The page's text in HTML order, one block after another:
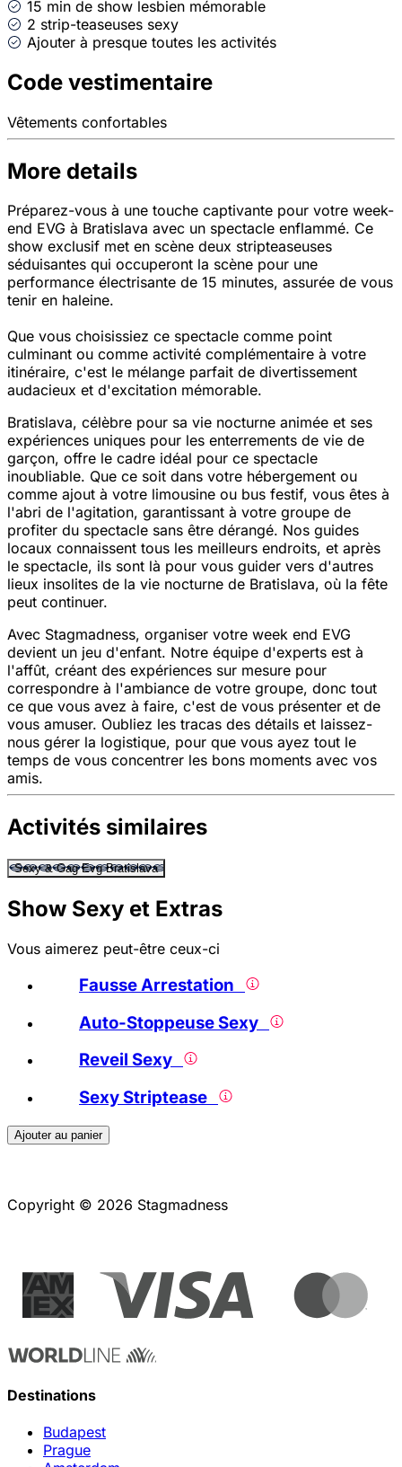
15 min de show lesbien mémorable
2 strip-teaseuses sexy
Ajouter à presque toutes les activités
Code vestimentaire
Vêtements confortables
More details
Préparez-vous à une touche captivante pour votre week-
end EVG à Bratislava avec un spectacle enflammé. Ce
show exclusif met en scène deux stripteaseuses
séduisantes qui occuperont la scène pour une
performance électrisante de 15 minutes, assurée de vous
tenir en haleine.
Que vous choisissiez ce spectacle comme point
culminant ou comme activité complémentaire à votre
itinéraire, c'est le mélange parfait de divertissement
audacieux et d'excitation mémorable.
Bratislava, célèbre pour sa vie nocturne animée et ses
expériences uniques pour les enterrements de vie de
garçon, offre le cadre idéal pour ce spectacle
inoubliable. Que ce soit dans votre hébergement ou
comme ajout à votre limousine ou bus festif, vous êtes à
l'abri de l'agitation, garantissant à votre groupe de
profiter du spectacle sans être dérangé. Nos guides
locaux connaissent tous les meilleurs endroits, et après
le spectacle, ils sont là pour vous guider vers d'autres
lieux insolites de la vie nocturne de Bratislava, où la fête
peut continuer.
Avec Stagmadness, organiser votre week end EVG
devient un jeu d'enfant. Notre équipe d'experts est à
l'affût, créant des expériences sur mesure pour
correspondre à l'ambiance de votre groupe, donc tout
ce que vous avez à faire, c'est de vous présenter et de
vous amuser. Oubliez les tracas des détails et laissez-
nous gérer la logistique, pour que vous ayez tout le
temps de vous concentrer les bons moments avec vos
amis.
Activités similaires
Sexy & Gag Evg Bratislava
Show Sexy et Extras
Vous aimerez peut-être ceux-ci
Fausse Arrestation
Auto-Stoppeuse Sexy
Reveil Sexy
Sexy Striptease
Ajouter au panier
Copyright © 2026 Stagmadness
Destinations
Budapest
Prague